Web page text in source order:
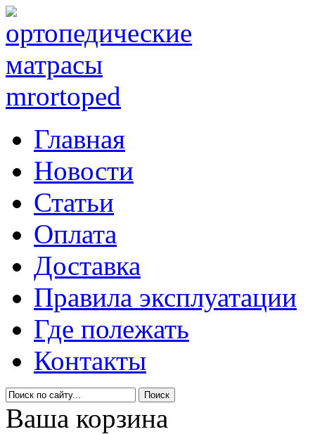
Главная
Новости
Статьи
Оплата
Доставка
Правила эксплуатации
Где полежать
Контакты
Ваша корзина